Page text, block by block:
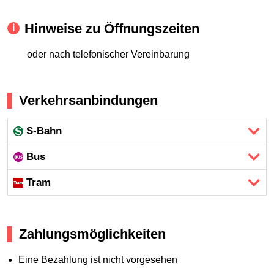
Hinweise zu Öffnungszeiten
oder nach telefonischer Vereinbarung
Verkehrsanbindungen
S-Bahn
Bus
Tram
Zahlungsmöglichkeiten
Eine Bezahlung ist nicht vorgesehen